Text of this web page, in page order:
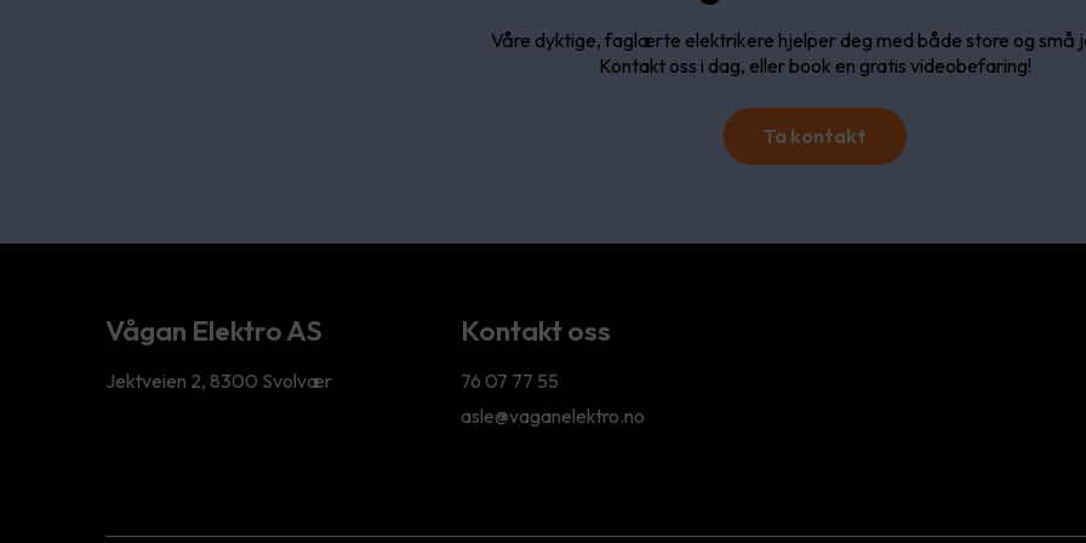
Våre dyktige, faglærte elektrikere hjelper deg med både store og små
Kontakt oss i dag, eller book en gratis videobefaring!
Ta kontakt
Vågan Elektro AS
Jektveien 2, 8300 Svolvær
Kontakt oss
76 07 77 55
asle@vaganelektro.no